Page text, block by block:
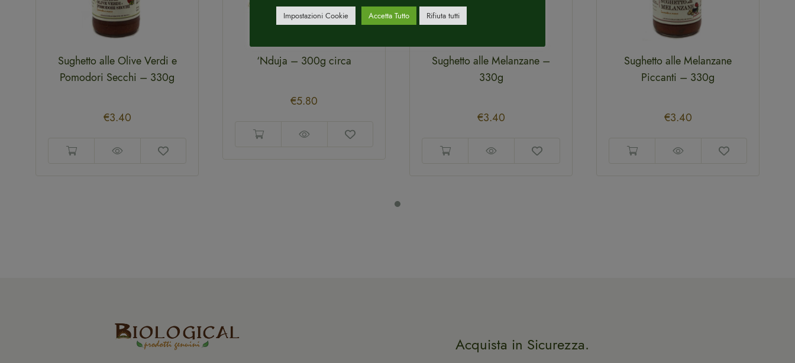
Sughetto alle Olive Verdi e
Pomodori Secchi – 330g
€3.40
‘Nduja – 300g circa
€5.80
Sughetto alle Melanzane –
330g
€3.40
Sughetto alle Melanzane
Piccanti – 330g
€3.40
Acquista in Sicurezza.
Impostazioni Cookie Accetta Tutto Rifiuta tutti